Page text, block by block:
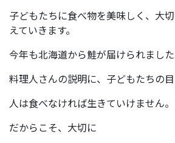
子どもたちに食べ物を美味しく、大
えていきます。
今年も北海道から鮭が届けられました
料理人さんの説明に、子どもたちの目
人は食べなければ生きていけません。
だからこそ、大切に